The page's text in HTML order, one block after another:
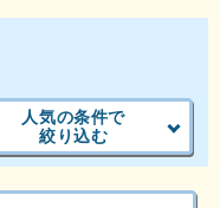
人気の条件で
絞り込む